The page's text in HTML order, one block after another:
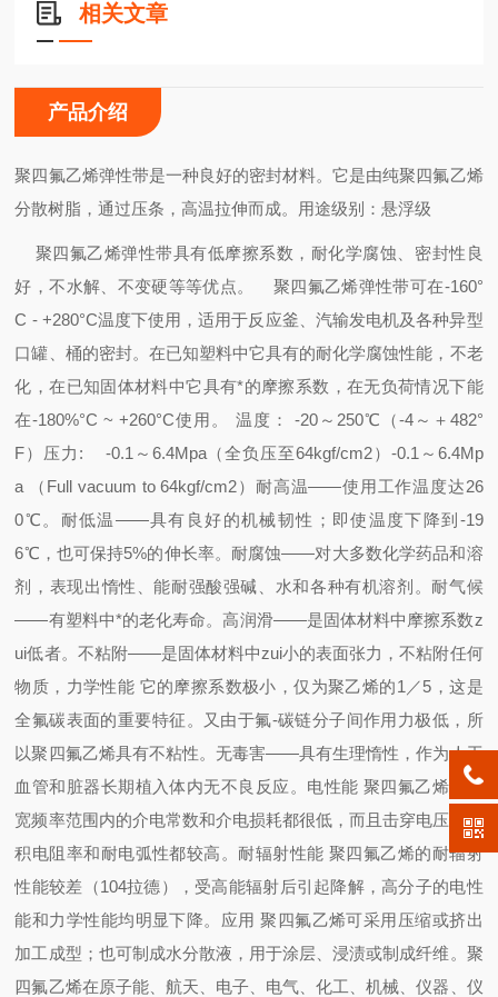
相关文章
产品介绍
聚四氟乙烯弹性带是一种良好的密封材料。它是由纯聚四氟乙烯
分散树脂，通过压条，高温拉伸而成。用途级别：悬浮级
聚四氟乙烯弹性带具有低摩擦系数，耐化学腐蚀、密封性良
好，不水解、不变硬等等优点。
聚四氟乙烯弹性带可在-160°
C - +280°C温度下使用，适用于反应釜、汽输发电机及各种异型
口罐、桶的密封。 在已知塑料中它具有的耐化学腐蚀性能，不老
化，在已知固体材料中它具有*的摩擦系数，在无负荷情况下能
在-180%°C ~ +260°C使用。 温度： -20～ 250℃ （-4～＋ 482°
F） 压力 : -0.1 ～ 6.4Mpa（全负压至64kgf/cm2） -0.1 ～ 6.4Mp
a
（ Full vacuum to 64kgf/cm2） 耐高温——使用工作温度达26
0℃ 。 耐低温——具有良好的机械韧性；即使温度下降到 -19
6℃ ，也可保持5%的伸长率。 耐腐蚀——对大多数化学药品和溶
剂，表现出惰性、能耐强酸强碱、水和各种有机溶剂。 耐气候
——有塑料中*的老化寿命。高润滑——是固体材料中摩擦系数z
ui低者。 不粘附——是固体材料中zui小的表面张力，不粘附任何
物质，力学性能 它的摩擦系数极小，仅为聚乙烯的1 ／5 ，这是
全氟碳表面的重要特征。又由于氟-碳链分子间作用力极低，所
以聚四氟乙烯具有不粘性。 无毒害——具有生理惰性，作为人工
血管和脏器长期植入体内无不良反应。 电性能 聚四氟乙烯在较
宽频率范围内的介电常数和介电损耗都很低，而且击穿电压、体
积电阻率和耐电弧性都较高。 耐辐射性能 聚四氟乙烯的耐辐射
性能较差（104拉德），受高能辐射后引起降解，高分子的电性
能和力学性能均明显下降。应用 聚四氟乙烯可采用压缩或挤出
加工成型；也可制成水分散液，用于涂层、浸渍或制成纤维。聚
四氟乙烯在原子能、航天、电子、电气、化工、机械、仪器、仪